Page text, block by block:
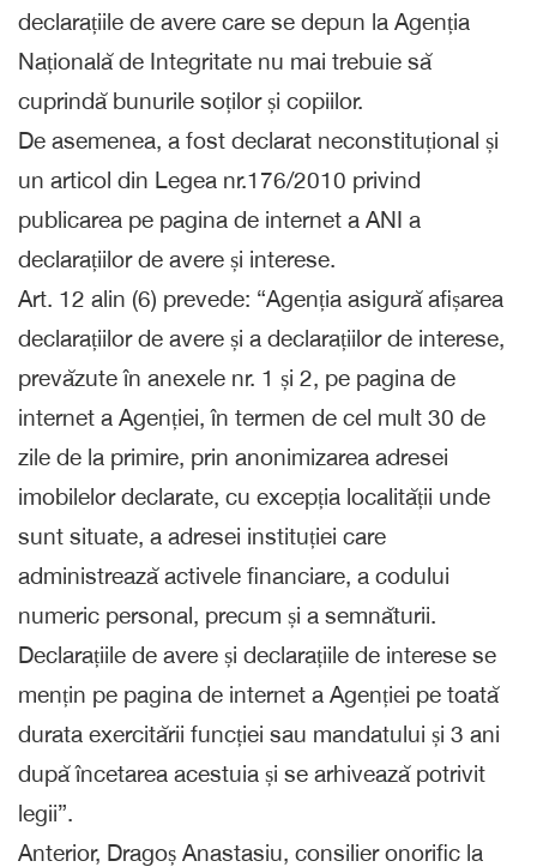
declarațiile de avere care se depun la Agenția
Națională de Integritate nu mai trebuie să
cuprindă bunurile soților și copiilor.
De asemenea, a fost declarat neconstituțional și
un articol din Legea nr.176/2010 privind
publicarea pe pagina de internet a ANI a
declarațiilor de avere și interese.
Art. 12 alin (6) prevede: “Agenția asigură afișarea
declarațiilor de avere și a declarațiilor de interese,
prevăzute în anexele nr. 1 și 2, pe pagina de
internet a Agenției, în termen de cel mult 30 de
zile de la primire, prin anonimizarea adresei
imobilelor declarate, cu excepția localității unde
sunt situate, a adresei instituției care
administrează activele financiare, a codului
numeric personal, precum și a semnăturii.
Declarațiile de avere și declarațiile de interese se
mențin pe pagina de internet a Agenției pe toată
durata exercitării funcției sau mandatului și 3 ani
după încetarea acestuia și se arhivează potrivit
legii”.
Anterior, Dragoș Anastasiu, consilier onorific la